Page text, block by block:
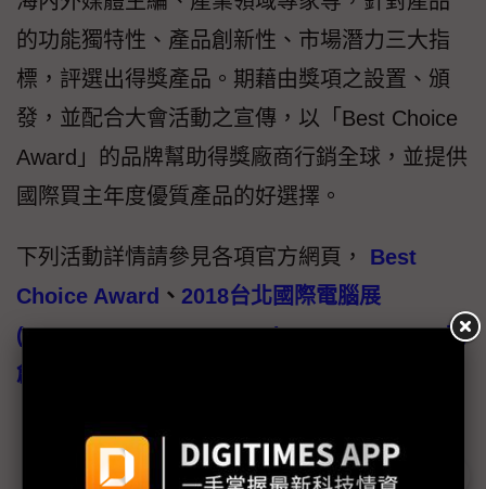
的功能獨特性、產品創新性、市場潛力三大指
標，評選出得獎產品。期藉由獎項之設置、頒
發，並配合大會活動之宣傳，以「Best Choice
Award」的品牌幫助得獎廠商行銷全球，並提供
國際買主年度優質產品的好選擇。
下列活動詳情請參見各項官方網頁， Best
Choice Award 、 2018台北國際電腦展
(COMPUTEX TAIPEI 2018)、InnoVEX 2018新
創特展